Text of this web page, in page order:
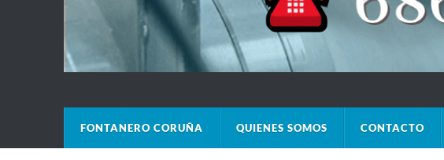
FONTANERO CORUÑA QUIENES SOMOS CONTACTO